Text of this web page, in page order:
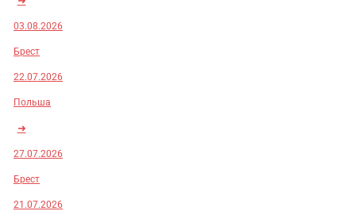
03.08.2026
Брест
22.07.2026
Польша
➜
27.07.2026
Брест
21.07.2026